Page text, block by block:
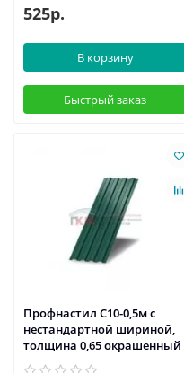
525р.
В корзину
Быстрый заказ
Профнастил С10-0,5м с
нестандартной шириной,
толщина 0,65 окрашенный